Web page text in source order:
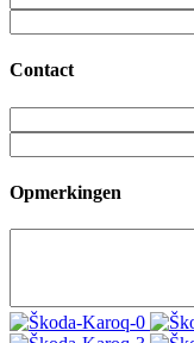
Contact
Opmerkingen